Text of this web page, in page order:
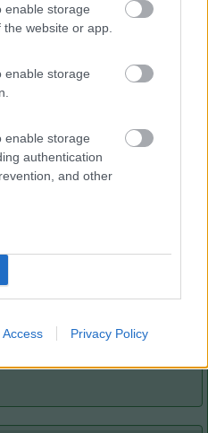
enable storage
website or app.
enable storage
enable storage
authentication
and other
Access Privacy Policy
sosta